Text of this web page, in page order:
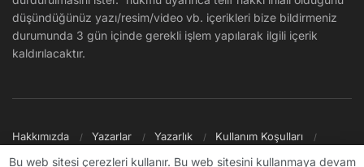
düşündüğünüz yazı/resim/video vb. içerikleri bize bildirmeniz
durumunda 3 gün içinde gerekli işlem yapılarak ilgili içerik
kaldırılacaktır.
Hakkımızda Yazarlar Yazarlık
Kullanım Koşulları
Bu web sitesi çerezleri kullanır. Bu web sitesini kullanmaya devam